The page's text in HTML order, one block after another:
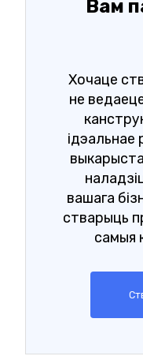
Вам
Хочаце
не
вашага
стварыць
самыя